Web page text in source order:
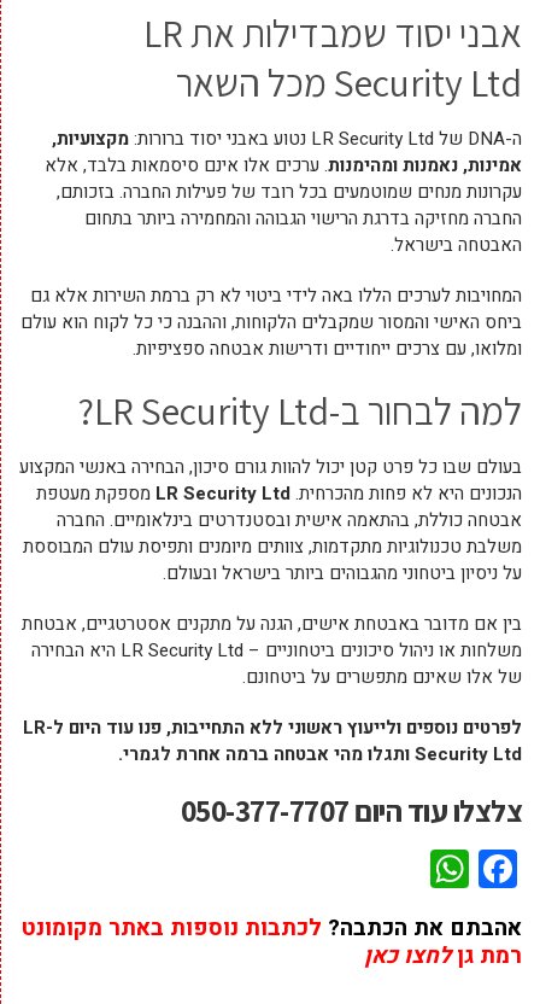
אבני יסוד שמבדילות את LR
Security Ltd מכל השאר
ה-DNA של LR Security Ltd נטוע באבני יסוד ברורות:
מקצועיות,
אמינות, נאמנות ומהימנות. ערכים אלו אינם סיסמאות בלבד, אלא
עקרונות מנחים שמוטמעים בכל רובד של פעילות החברה. בזכותם,
החברה מחזיקה בדרגת הרישוי הגבוהה והמחמירה ביותר בתחום
האבטחה בישראל.
המחויבות לערכים הללו באה לידי ביטוי לא רק ברמת השירות אלא גם
ביחס האישי והמסור שמקבלים הלקוחות, וההבנה כי כל לקוח הוא עולם
ומלואו, עם צרכים ייחודיים ודרישות אבטחה ספציפיות.
למה לבחור ב-LR Security Ltd?
בעולם שבו כל פרט קטן יכול להוות גורם סיכון, הבחירה באנשי המקצוע
הנכונים היא לא פחות מהכרחית.LR Security Ltd מספקת מעטפת
אבטחה כוללת, בהתאמה אישית ובסטנדרטים בינלאומיים. החברה
משלבת טכנולוגיות מתקדמות, צוותים מיומנים ותפיסת עולם המבוססת
על ניסיון ביטחוני מהגבוהים ביותר בישראל ובעולם.
בין אם מדובר באבטחת אישים, הגנה על מתקנים אסטרטגיים, אבטחת
משלחות או ניהול סיכונים ביטחוניים – LR Security Ltd היא הבחירה
של אלו שאינם מתפשרים על ביטחונם.
לפרטים נוספים ולייעוץ ראשוני ללא התחייבות, פנו עוד היום ל-LR
Security Ltd ותגלו מהי אבטחה ברמה אחרת לגמרי.
צלצלו עוד היום050-377-7707
Facebook
אהבתם את הכתבה? לכתבות נוספות באתר מקומונט
רמת גןלחצו כאן